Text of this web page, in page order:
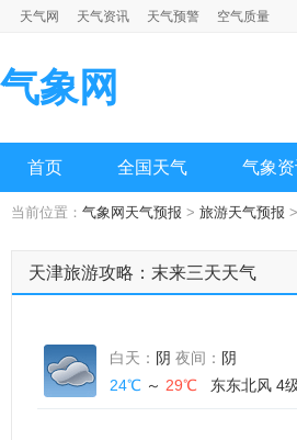
天气网 天气资讯 天气预警 空气质量
气象网
首页 全国天气 气象
当前位置： 气象网天气预报 > 旅游天气预报 >
天津旅游攻略：末来三天天气
白天： 阴 夜间： 阴
24℃ ～ 29℃ 东东北风 4